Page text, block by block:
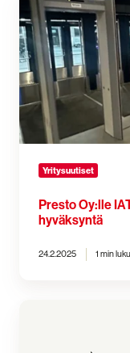
Oy:lle
IATA:n
virallinen
CBTA
Provider
-
hyväksyntä
Yritysuutiset
Presto Oy:lle
hyväksyntä
24.2.2025 1 min